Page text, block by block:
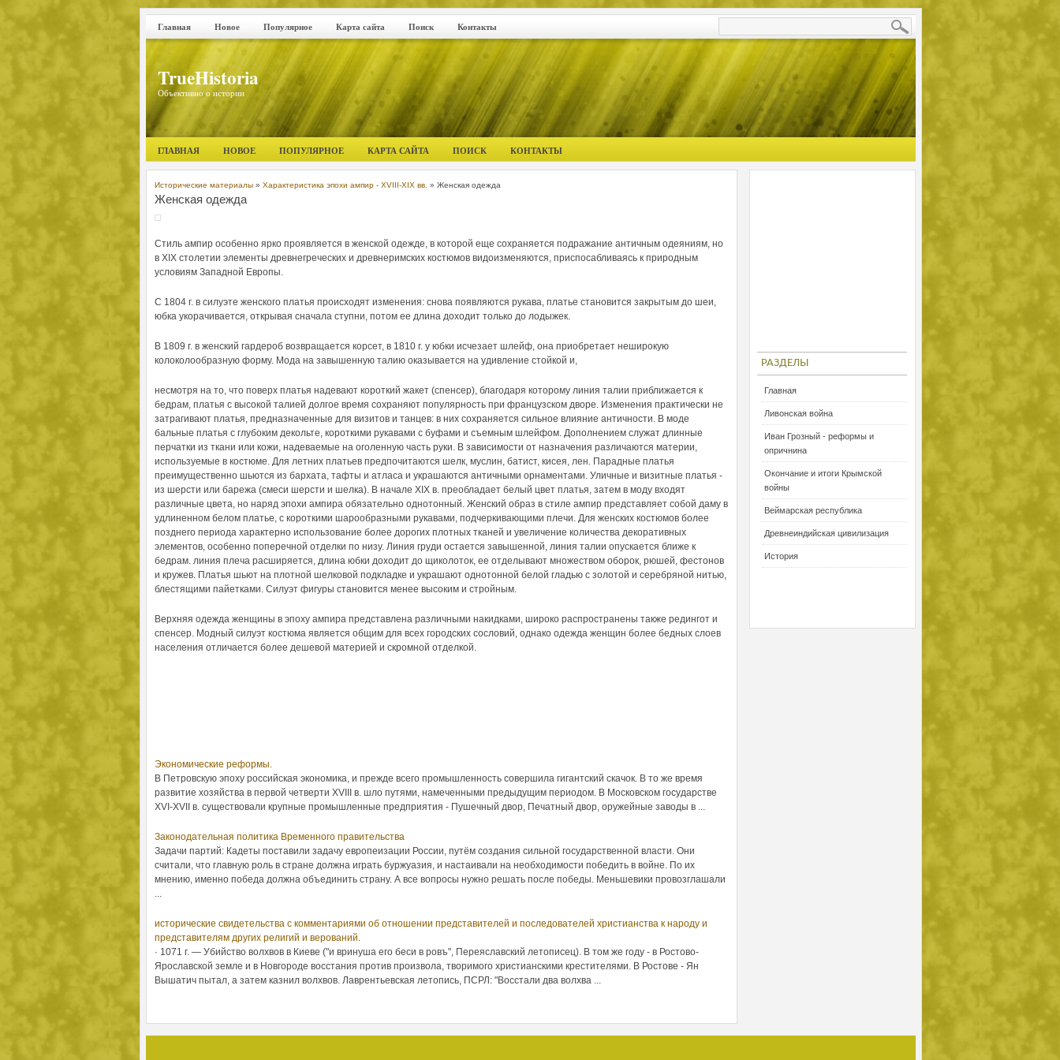
Главная Новое Популярное Карта сайта Поиск Контакты
TrueHistoria
Объективно о истории
ГЛАВНАЯ НОВОЕ ПОПУЛЯРНОЕ КАРТА САЙТА ПОИСК КОНТАКТЫ
Исторические материалы » Характеристика эпохи ампир - XVIII-XIX вв. » Женская одежда
Женская одежда
Стиль ампир особенно ярко проявляется в женской одежде, в которой еще сохраняется подражание античным одеяниям, но
в XIX столетии элементы древнегреческих и древнеримских костюмов видоизменяются, приспосабливаясь к природным
условиям Западной Европы.
С 1804 г. в силуэте женского платья происходят изменения: снова появляются рукава, платье становится закрытым до шеи,
юбка укорачивается, открывая сначала ступни, потом ее длина доходит только до лодыжек.
В 1809 г. в женский гардероб возвращается корсет, в 1810 г. у юбки исчезает шлейф, она приобретает неширокую
колоколообразную форму. Мода на завышенную талию оказывается на удивление стойкой и,
несмотря на то, что поверх платья надевают короткий жакет (спенсер), благодаря которому линия талии приближается к
бедрам, платья с высокой талией долгое время сохраняют популярность при французском дворе. Изменения практически не
затрагивают платья, предназначенные для визитов и танцев: в них сохраняется сильное влияние античности. В моде
бальные платья с глубоким декольте, короткими рукавами с буфами и съемным шлейфом. Дополнением служат длинные
перчатки из ткани или кожи, надеваемые на оголенную часть руки. В зависимости от назначения различаются материи,
используемые в костюме. Для летних платьев предпочитаются шелк, муслин, батист, кисея, лен. Парадные платья
преимущественно шьются из бархата, тафты и атласа и украшаются античными орнаментами. Уличные и визитные платья -
из шерсти или барежа (смеси шерсти и шелка). В начале XIX в. преобладает белый цвет платья, затем в моду входят
различные цвета, но наряд эпохи ампира обязательно однотонный. Женский образ в стиле ампир представляет собой даму в
удлиненном белом платье, с короткими шарообразными рукавами, подчеркивающими плечи. Для женских костюмов более
позднего периода характерно использование более дорогих плотных тканей и увеличение количества декоративных
элементов, особенно поперечной отделки по низу. Линия груди остается завышенной, линия талии опускается ближе к
бедрам. линия плеча расширяется, длина юбки доходит до щиколоток, ее отделывают множеством оборок, рюшей, фестонов
и кружев. Платья шьют на плотной шелковой подкладке и украшают однотонной белой гладью с золотой и серебряной нитью,
блестящими пайетками. Силуэт фигуры становится менее высоким и стройным.
Верхняя одежда женщины в эпоху ампира представлена различными накидками, широко распространены также редингот и
спенсер. Модный силуэт костюма является общим для всех городских сословий, однако одежда женщин более бедных слоев
населения отличается более дешевой материей и скромной отделкой.
Экономические реформы.
В Петровскую эпоху российская экономика, и прежде всего промышленность совершила гигантский скачок. В то же время
развитие хозяйства в первой четверти XVIII в. шло путями, намеченными предыдущим периодом. В Московском государстве
XVI-XVII в. существовали крупные промышленные предприятия - Пушечный двор, Печатный двор, оружейные заводы в ...
Законодательная политика Временного правительства
Задачи партий: Кадеты поставили задачу европеизации России, путём создания сильной государственной власти. Они
считали, что главную роль в стране должна играть буржуазия, и настаивали на необходимости победить в войне. По их
мнению, именно победа должна объединить страну. А все вопросы нужно решать после победы. Меньшевики провозглашали
...
исторические свидетельства с комментариями об отношении представителей и последователей христианства к народу и
представителям других религий и верований.
· 1071 г. — Убийство волхвов в Киеве ("и вринуша его беси в ровъ", Переяславский летописец). В том же году - в Ростово-
Ярославской земле и в Новгороде восстания против произвола, творимого христианскими крестителями. В Ростове - Ян
Вышатич пытал, а затем казнил волхвов. Лаврентьевская летопись, ПСРЛ: "Восстали два волхва ...
РАЗДЕЛЫ
Главная
Ливонская война
Иван Грозный - реформы и
опричнина
Окончание и итоги Крымской
войны
Веймарская республика
Древнеиндийская цивилизация
История